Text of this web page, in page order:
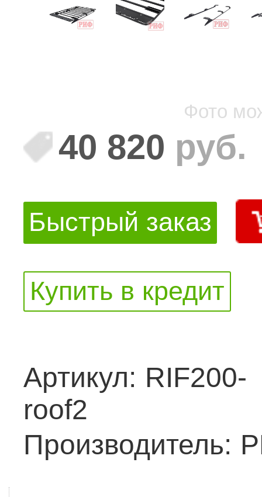
40 820 руб.
Быстрый заказ
Купить в кредит
Артикул: RIF200-
roof2
Производитель:
Фото